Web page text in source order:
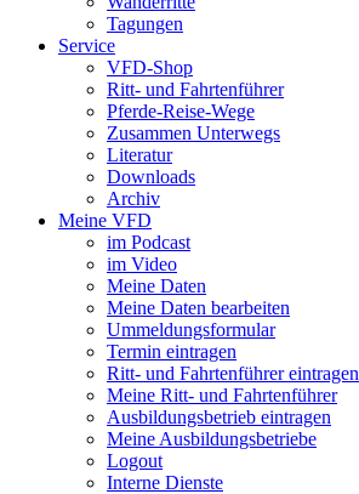
Tagungen
Service
VFD-Shop
Ritt- und Fahrtenführer
Pferde-Reise-Wege
Zusammen Unterwegs
Literatur
Downloads
Archiv
Meine VFD
im Podcast
im Video
Meine Daten
Meine Daten bearbeiten
Ummeldungsformular
Termin eintragen
Ritt- und Fahrtenführer eintragen
Meine Ritt- und Fahrtenführer
Ausbildungsbetrieb eintragen
Meine Ausbildungsbetriebe
Logout
Interne Dienste